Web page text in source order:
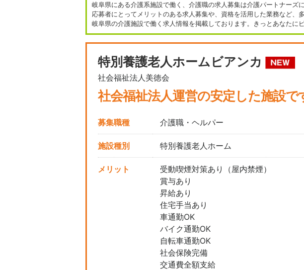
岐阜県にある介護系施設で働く、介護職の求人募集は介護パートナーズ
応募者にとってメリットのある求人募集や、資格を活用した業務など、
岐阜県の介護施設で働く求人情報を掲載しております。きっとあなたに
特別養護老人ホームビアンカ
社会福祉法人美徳会
社会福祉法人運営の安定した施設で
募集職種 介護職・ヘルパー
施設種別 特別養護老人ホーム
メリット
受動喫煙対策あり（屋内禁煙）
賞与あり
昇給あり
住宅手当あり
車通勤OK
バイク通勤OK
自転車通勤OK
社会保険完備
交通費全額支給